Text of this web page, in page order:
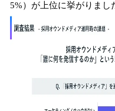
5%）が上位に挙がりまし